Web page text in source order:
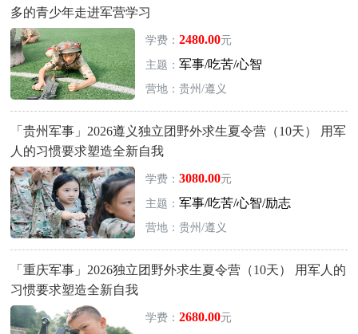
多的青少年走进军营学习
学费： 2480.00元
主题： 军事/吃苦/心智
营地：贵州/遵义
「贵州军事」2026遵义独立团野外求生夏令营（10天） 用军
人的习惯要求塑造全新自我
学费： 3080.00元
主题： 军事/吃苦/心智/励志
营地：贵州/遵义
「重庆军事」2026独立团野外求生夏令营（10天） 用军人的
习惯要求塑造全新自我
学费： 2680.00元